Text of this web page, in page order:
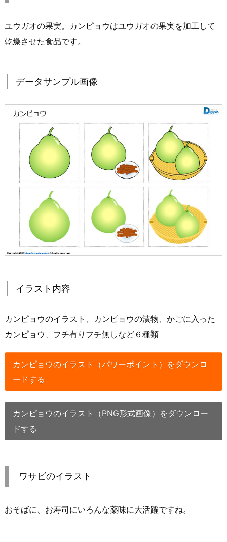
ユウガオの果実。カンピョウはユウガオの果実を加工して
乾燥させた食品です。
データサンプル画像
イラスト内容
カンピョウのイラスト、カンピョウの漬物、かごに入った
カンピョウ、フチ有りフチ無しなど６種類
カンピョウのイラスト（パワーポイント）をダウンロ
ードする
カンピョウのイラスト（PNG形式画像）をダウンロー
ドする
ワサビのイラスト
おそばに、お寿司にいろんな薬味に大活躍ですね。